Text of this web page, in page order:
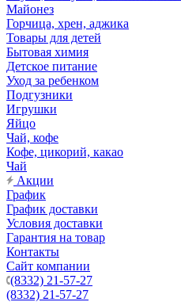
Майонез
Горчица, хрен, аджика
Товары для детей
Бытовая химия
Детское питание
Уход за ребенком
Подгузники
Игрушки
Яйцо
Чай, кофе
Кофе, цикорий, какао
Чай
Акции
График
График доставки
Условия доставки
Гарантия на товар
Контакты
Сайт компании
(8332) 21-57-27
(8332) 21-57-27